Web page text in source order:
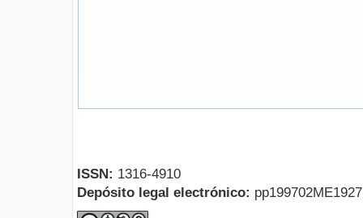
ISSN: 1316-4910
Depósito legal electrónico: